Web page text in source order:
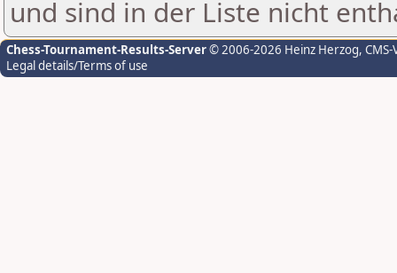
und sind in der Liste nicht
Chess-Tournament-Results-Server© 2006-2026 Heinz Herzog,
Legal details/Terms of use